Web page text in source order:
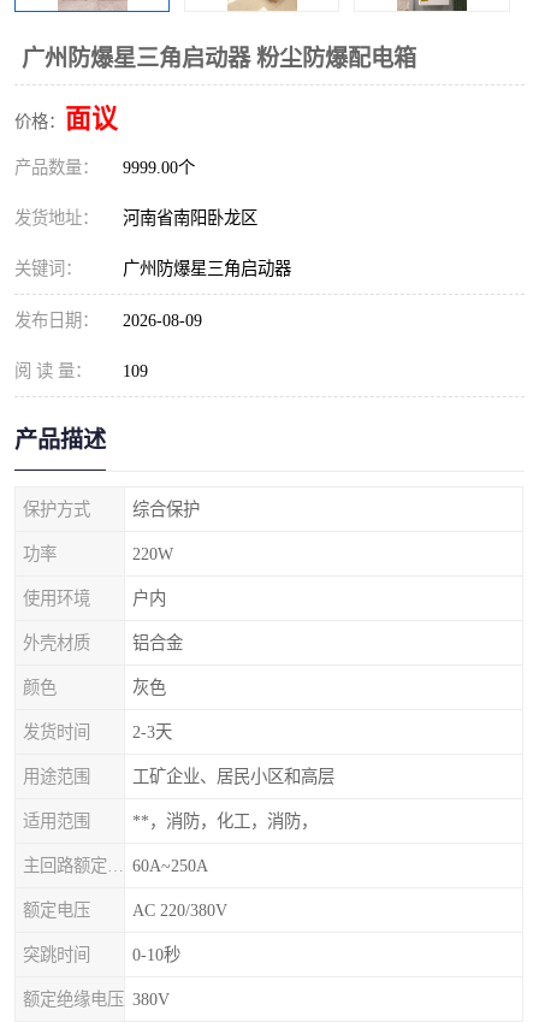
广州防爆星三角启动器 粉尘防爆配电箱
价格： 面议
产品数量： 9999.00个
发货地址： 河南省南阳卧龙区
关键词： 广州防爆星三角启动器
发布日期： 2026-08-09
阅 读 量： 109
产品描述
保护方式 综合保护
功率 220W
使用环境 户内
外壳材质 铝合金
颜色 灰色
发货时间 2-3天
用途范围 工矿企业、居民小区和高层
适用范围 **，消防，化工，消防，
60A~250A
额定电压 AC 220/380V
突跳时间 0-10秒
额定绝缘电压 380V